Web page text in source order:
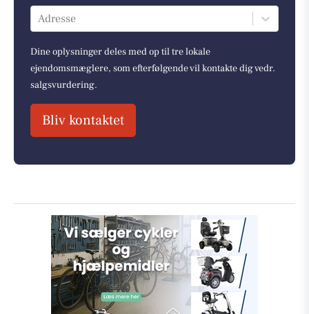
Adresse
Dine oplysninger deles med op til tre lokale
ejendomsmæglere, som efterfølgende vil kontakte dig vedr.
salgsvurdering.
Bliv kontaktet